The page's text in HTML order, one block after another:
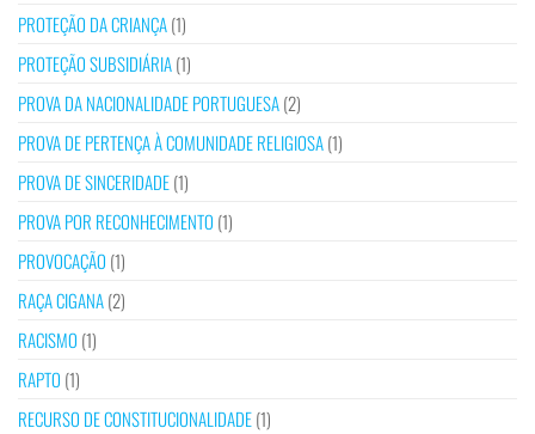
PROTEÇÃO DA CRIANÇA(1)
PROTEÇÃO SUBSIDIÁRIA(1)
PROVA DA NACIONALIDADE PORTUGUESA(2)
PROVA DE PERTENÇA À COMUNIDADE RELIGIOSA(1)
PROVA DE SINCERIDADE(1)
PROVA POR RECONHECIMENTO (1)
PROVOCAÇÃO (1)
RAÇA CIGANA(2)
RACISMO (1)
RAPTO (1)
RECURSO DE CONSTITUCIONALIDADE(1)